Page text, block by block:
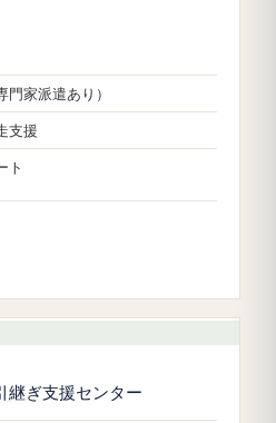
家派遣あり）
支援
ト
継ぎ支援センター